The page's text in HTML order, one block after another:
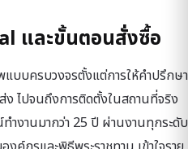
และขั้นตอนสั่งซื้อ
บบครบวงจรตั้งแต่การให้คำปรึกษา
ไปจนถึงการติดตั้งในสถานที่จริง
ำงานมากว่า 25 ปี ผ่านงานทุกระดับ